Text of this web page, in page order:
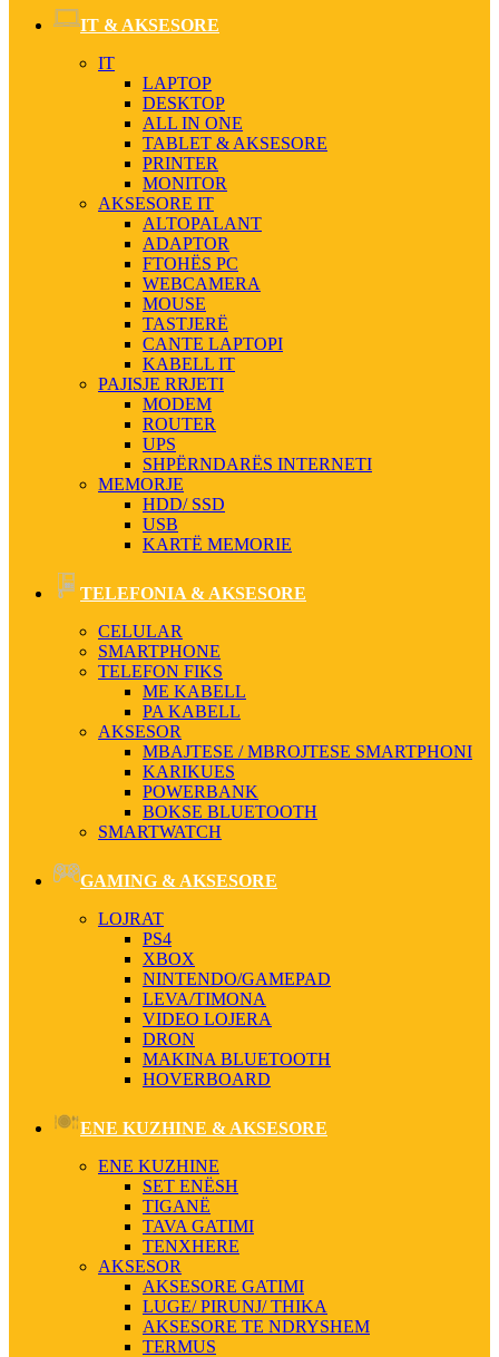
IT & AKSESORE
IT
LAPTOP
DESKTOP
ALL IN ONE
TABLET & AKSESORE
PRINTER
MONITOR
AKSESORE IT
ALTOPALANT
ADAPTOR
FTOHËS PC
WEBCAMERA
MOUSE
TASTJERË
CANTE LAPTOPI
KABELL IT
PAJISJE RRJETI
MODEM
ROUTER
UPS
SHPËRNDARËS INTERNETI
MEMORJE
HDD/ SSD
USB
KARTË MEMORIE
TELEFONIA & AKSESORE
CELULAR
SMARTPHONE
TELEFON FIKS
ME KABELL
PA KABELL
AKSESOR
MBAJTESE / MBROJTESE SMARTPHONI
KARIKUES
POWERBANK
BOKSE BLUETOOTH
SMARTWATCH
GAMING & AKSESORE
LOJRAT
PS4
XBOX
NINTENDO/GAMEPAD
LEVA/TIMONA
VIDEO LOJERA
DRON
MAKINA BLUETOOTH
HOVERBOARD
ENE KUZHINE & AKSESORE
ENE KUZHINE
SET ENËSH
TIGANË
TAVA GATIMI
TENXHERE
AKSESOR
AKSESORE GATIMI
LUGE/ PIRUNJ/ THIKA
AKSESORE TE NDRYSHEM
TERMUS